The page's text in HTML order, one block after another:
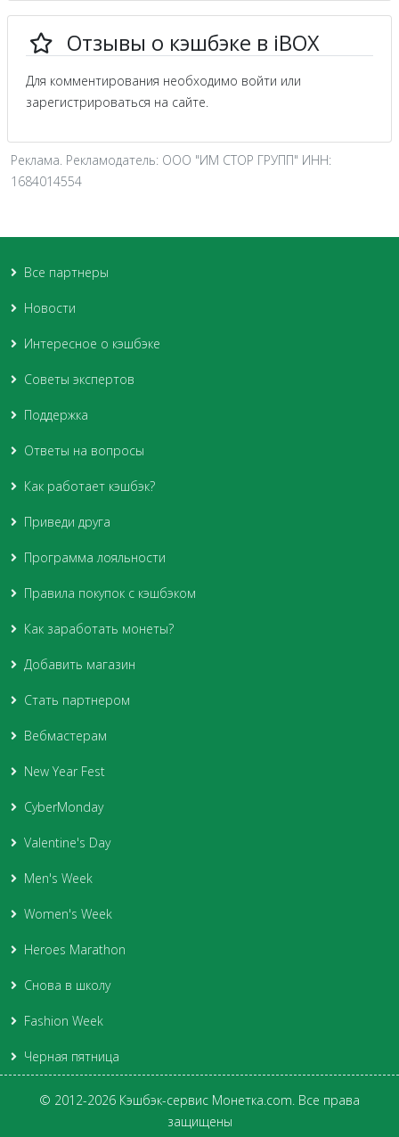
Отзывы о кэшбэке в iBOX
Для комментирования необходимо войти или
зарегистрироваться на сайте.
Реклама. Рекламодатель: ООО "ИМ СТОР ГРУПП" ИНН:
1684014554
Все партнеры
Новости
Интересное о кэшбэке
Советы экспертов
Поддержка
Ответы на вопросы
Как работает кэшбэк?
Приведи друга
Программа лояльности
Правила покупок с кэшбэком
Как заработать монеты?
Добавить магазин
Стать партнером
Вебмастерам
New Year Fest
CyberMonday
Valentine's Day
Men's Week
Women's Week
Heroes Marathon
Снова в школу
Fashion Week
Черная пятница
© 2012-2026 Кэшбэк-сервис Монетка.com. Все права
защищены